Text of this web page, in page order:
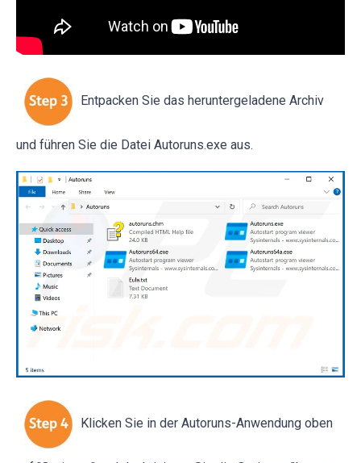
Entpacken Sie das heruntergeladene Archiv
und führen Sie die Datei Autoruns.exe aus.
Klicken Sie in der Autoruns-Anwendung oben